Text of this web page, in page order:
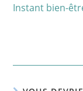
articles
Instant bien-